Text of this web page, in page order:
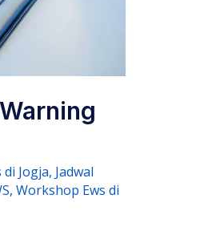
Jogja, Jadwal
, Workshop Ews di